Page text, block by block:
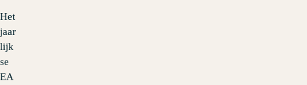
Het
jaar
lijk
se
EA